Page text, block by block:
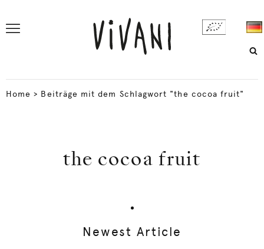
Home > Beiträge mit dem Schlagwort "the cocoa fruit"
the cocoa fruit
Newest Article